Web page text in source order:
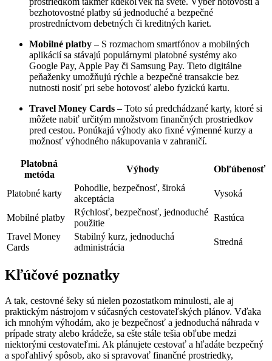
bezhotovostné platby sú jednoduché a bezpečné
prostredníctvom debetných či kreditných kariet.
Mobilné platby – S rozmachom smartfónov a mobilných
aplikácií sa stávajú populárnymi platobné systémy ako
Google Pay, Apple Pay či Samsung Pay. Tieto digitálne
peňaženky umožňujú rýchle a bezpečné transakcie bez
nutnosti nosiť pri sebe hotovosť alebo fyzickú kartu.
Travel Money Cards – Toto sú predchádzané karty, ktoré si
môžete nabiť určitým množstvom finančných prostriedkov
pred cestou. Ponúkajú výhody ako fixné výmenné kurzy a
možnosť výhodného nákupovania v zahraničí.
Platobná
metóda
Výhody Obľúbenosť
Platobné karty
Pohodlie, bezpečnosť, široká
akceptácia
Vysoká
Mobilné platby
Rýchlosť, bezpečnosť, jednoduché
použitie
Rastúca
Travel Money
Cards
Stabilný kurz, jednoduchá
administrácia
Stredná
Kľúčové poznatky
A tak, cestovné šeky sú nielen pozostatkom minulosti, ale aj
praktickým nástrojom v súčasných cestovateľských plánov. Vďaka
ich mnohým výhodám, ako je bezpečnosť a jednoduchá náhrada v
prípade straty alebo krádeže, sa ešte stále tešia obľube medzi
niektorými cestovateľmi. Ak plánujete cestovať a hľadáte bezpečný
a spoľahlivý spôsob, ako si spravovať finančné prostriedky,